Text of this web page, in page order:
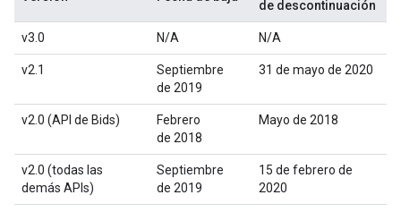
de descontinuación
v3.0 N/A N/A
v2.1
Septiembre
de 2019
31 de mayo de 2020
v2.0 (API de Bids)
Febrero
de 2018
Mayo de 2018
v2.0 (todas las
demás APIs)
Septiembre
de 2019
15 de febrero de
2020